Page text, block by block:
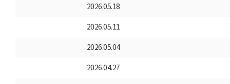
2026.05.18
2026.05.11
2026.05.04
2026.04.27